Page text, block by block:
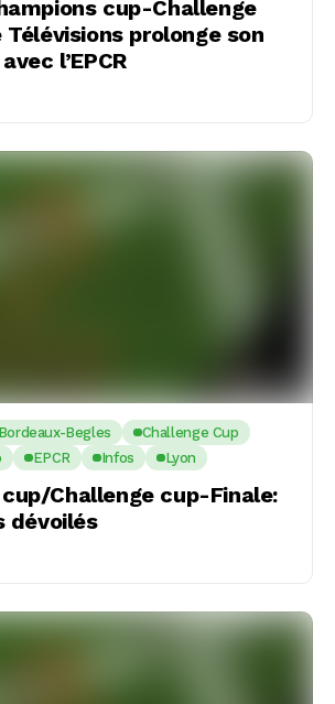
cup-Challenge
Télévisions prolonge son
l’EPCR
Begles
Challenge Cup
EPCR Infos Lyon
Challenge cup-Finale:
dévoilés